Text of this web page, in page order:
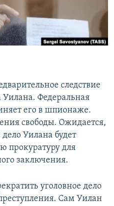
следствие
Федеральная
его в шпионаже.
свободы. Ожидается,
Уилана будет
прокуратуру для
заключения.
уголовное дело
Сам Уилан